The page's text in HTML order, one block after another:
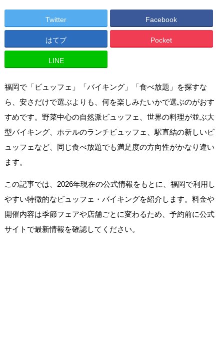
Twitter Facebook
はてブ Pocket
LINE
福岡で「ビュッフェ」「バイキング」「食べ放題」を探すな
ら、安さだけで選ぶよりも、何を楽しみたいかで選ぶのがおす
すめです。野菜中心の自然派ビュッフェ、世界の料理が並ぶ大
型バイキング、ホテルのランチビュッフェ、駅直結の新しいビ
ュッフェなど、同じ食べ放題でも満足度の方向性がかなり違い
ます。
この記事では、2026年現在の公式情報をもとに、福岡で利用し
やすい特徴的なビュッフェ・バイキングを紹介します。料金や
開催内容は季節フェアや店舗ごとに変わるため、予約前に公式
サイトで最新情報を確認してください。